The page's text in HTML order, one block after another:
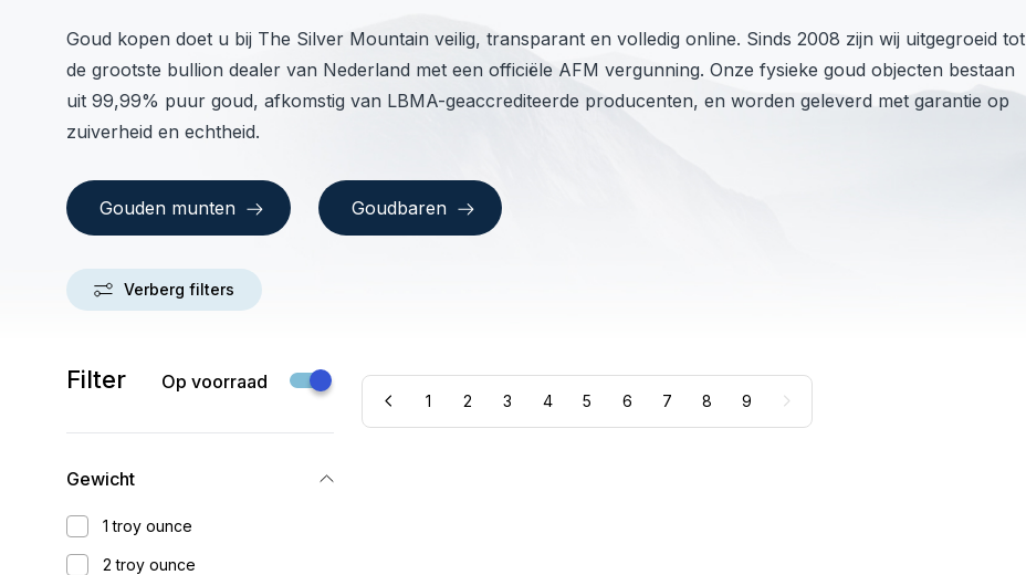
Goud kopen doet u bij The Silver Mountain veilig, transparant en volledig online. Sinds 2008 zijn wij uitgegroeid tot
de grootste bullion dealer van Nederland met een officiële AFM vergunning. Onze fysieke goud objecten bestaan
uit 99,99% puur goud, afkomstig van LBMA-geaccrediteerde producenten, en worden geleverd met garantie op
zuiverheid en echtheid.
Gouden munten Goudbaren
Verberg filters
Filter Op voorraad
Gewicht
1 troy ounce
2 troy ounce
1 2 3 4 5 6 7 8 9